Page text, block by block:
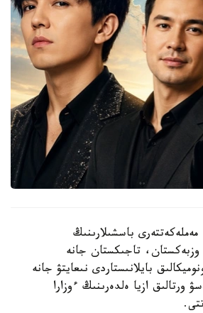
باسشىلارىنىڭ
تاجىكستان جانە
بايلانىستاردى نىعايتۋ جانە
ورتالىق ازيا ەلدەرىنىڭ ءوزارا